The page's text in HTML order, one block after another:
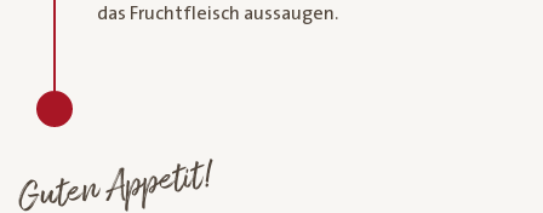
das Fruchtfleisch aussaugen.
Guten Appetit!